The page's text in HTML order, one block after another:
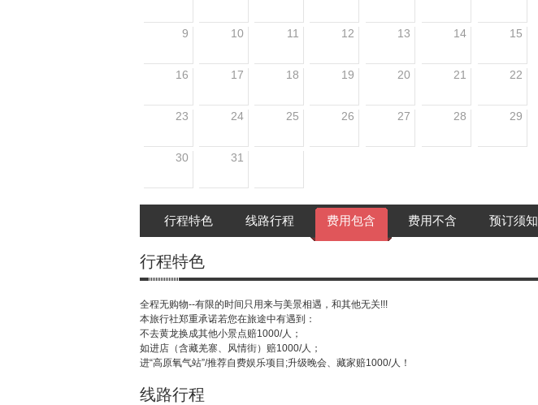
9 10 11 12 13 14 15
16 17 18 19 20 21 22
23 24 25 26 27 28 29
30 31
行程特色 线路行程 费用包含 费用不含 预订须知
行程特色
全程无购物--有限的时间只用来与美景相遇，和其他无关!!!
本旅行社郑重承诺若您在旅途中有遇到：
不去黄龙换成其他小景点赔1000/人；
如进店（含藏羌寨、风情街）赔1000/人；
进“高原氧气站”/推荐自费娱乐项目;升级晚会、藏家赔1000/人！
线路行程